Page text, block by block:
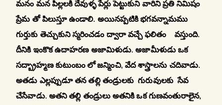
మనం మన పిల్లలకి దేవుళ్ళ పేర్లు పెట్టుకుని వారిని ప్రతి నిమిషం
ప్రేమ తో పిలుస్తూ ఉండాలి. అయినప్పటికి భగవన్నామము
గుర్తుకు తెచ్చుకుని స్మరించడం ద్వారా వచ్చే ఫలితం వస్తుంది.
దీనికి ఇంకొక ఉదాహరణ అజామిళుడు. అజామీళుడు ఒక
సద్బ్రాహ్మణ కుటుంబం లో జన్మించి, వేద శాస్త్రాలను చదివాడు.
అతడు ఎల్లప్పుడూ తన తల్లి తండ్రులకు గురువులకు సేవ
చేసేవాడు. అతని తల్లి తండ్రులు అతనికి ఒక గుణవంతురాలైన,